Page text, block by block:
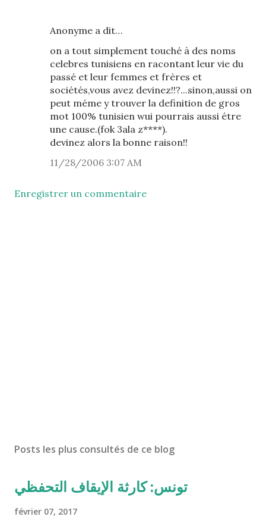
Anonyme a dit…
on a tout simplement touché à des noms
celebres tunisiens en racontant leur vie du
passé et leur femmes et frères et
sociétés,vous avez devinez!!?...sinon,aussi on
peut méme y trouver la definition de gros
mot 100% tunisien wui pourrais aussi étre
une cause.(fok 3ala z****).
devinez alors la bonne raison!!
11/28/2006 3:07 AM
Enregistrer un commentaire
Posts les plus consultés de ce blog
تونس: كارثة الإيقاف التحفظي
février 07, 2017